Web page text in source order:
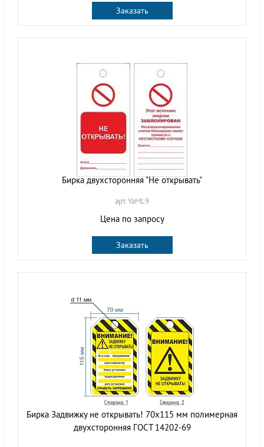
Заказать
Бирка двухсторонняя "Не открывать"
арт. YaML9
Цена по запросу
Заказать
Бирка Задвижку не открывать! 70х115 мм полимерная
двухсторонняя ГОСТ 14202-69